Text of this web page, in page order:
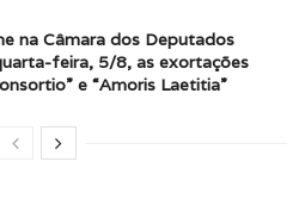
na Câmara dos Deputados
feira, 5/8, as exortações
e “Amoris Laetitia”